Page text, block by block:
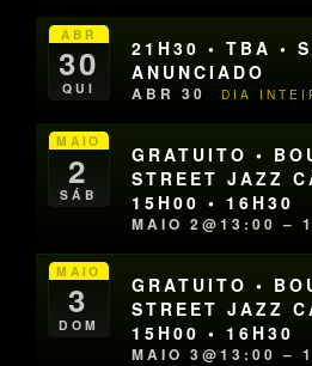
ABR
30
QUI
21H30 • TBA •
ANUNCIADO
ABR 30 DIA
MAIO
2
SÁB
GRATUITO •
STREET JAZZ
15H00 • 16H30
MAIO 2@13:00 –
MAIO
3
DOM
GRATUITO •
STREET JAZZ
15H00 • 16H30
MAIO 3@13:00 –